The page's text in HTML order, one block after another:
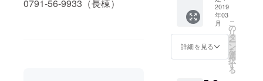
0791-56-9933（長棟）
も可能
です。
2019
年03
月
詳細を見る
こ
の
リ
タ
ー
ン
を
選
択
す
る